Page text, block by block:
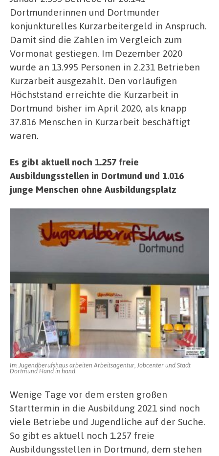
Dortmunderinnen und Dortmunder
konjunkturelles Kurzarbeitergeld in Anspruch.
Damit sind die Zahlen im Vergleich zum
Vormonat gestiegen. Im Dezember 2020
wurde an 13.995 Personen in 2.231 Betrieben
Kurzarbeit ausgezahlt. Den vorläufigen
Höchststand erreichte die Kurzarbeit in
Dortmund bisher im April 2020, als knapp
37.816 Menschen in Kurzarbeit beschäftigt
waren.
Es gibt aktuell noch 1.257 freie
Ausbildungsstellen in Dortmund und 1.016
junge Menschen ohne Ausbildungsplatz
Im Jugendberufshaus arbeiten Arbeitsagentur, Jobcenter und Stadt
Dortmund Hand in hand.
Wenige Tage vor dem ersten großen
Starttermin in die Ausbildung 2021 sind noch
viele Betriebe und Jugendliche auf der Suche.
So gibt es aktuell noch 1.257 freie
Ausbildungsstellen in Dortmund, dem stehen